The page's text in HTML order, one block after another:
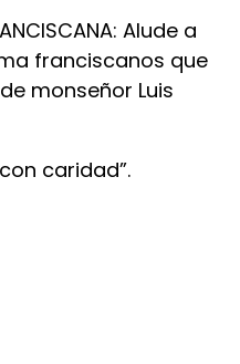
Alude a
franciscanos que
monseñor Luis
con caridad”.